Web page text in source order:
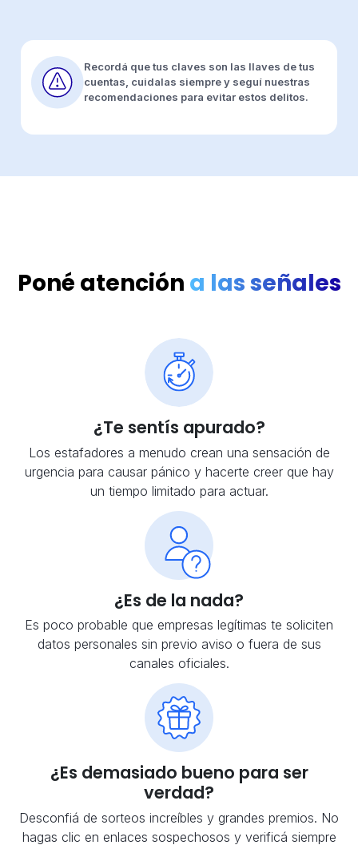
Recordá que tus claves son las llaves de tus
cuentas, cuidalas siempre y seguí nuestras
recomendaciones para evitar estos delitos.
Poné atención a las señales
¿Te sentís apurado?
Los estafadores a menudo crean una sensación de
urgencia para causar pánico y hacerte creer que hay
un tiempo limitado para actuar.
¿Es de la nada?
Es poco probable que empresas legítimas te soliciten
datos personales sin previo aviso o fuera de sus
canales oficiales.
¿Es demasiado bueno para ser
verdad?
Desconfiá de sorteos increíbles y grandes premios. No
hagas clic en enlaces sospechosos y verificá siempre